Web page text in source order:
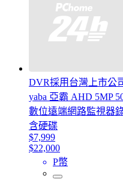
DVR採用台灣上市公
yaba 亞霸 AHD 5MP
數位遠端網路監視器
含硬碟
$7,999
$22,000
P幣